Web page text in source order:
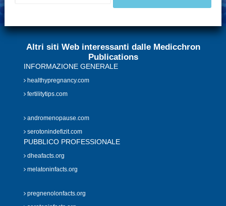
Altri siti Web interessanti dalle Medicchron
Publications
INFORMAZIONE GENERALE
healthypregnancy.com
fertilitytips.com
andromenopause.com
serotonindefizit.com
PUBBLICO PROFESSIONALE
dheafacts.org
melatoninfacts.org
pregnenolonfacts.org